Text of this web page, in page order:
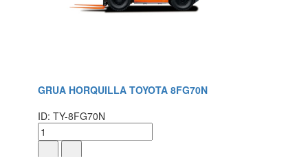
GRUA HORQUILLA TOYOTA 8FG70N
ID: TY-8FG70N